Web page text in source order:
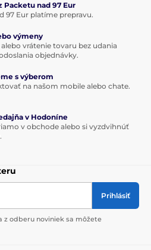
Packetu nad 97 Eur
97 Eur platíme prepravu.
výmeny
vrátenie tovaru bez udania
objednávky.
s výberom
na našom mobile alebo chate.
v Hodoníne
v obchode alebo si vyzdvihnúť
Prihlásiť
z odberu noviniek sa môžete